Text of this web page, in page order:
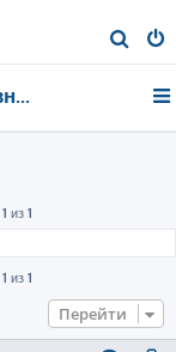
о
Активные темы
1 из 1
1 из 1
Перейти